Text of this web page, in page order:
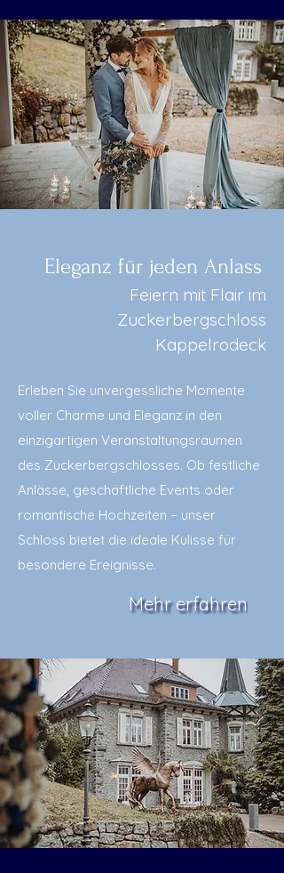
Eleganz für jeden Anlass
Feiern mit Flair im
Zuckerbergschloss
Kappelrodeck
Erleben Sie unvergessliche Momente
voller Charme und Eleganz in den
einzigartigen Veranstaltungsräumen
des Zuckerbergschlosses. Ob festliche
Anlässe, geschäftliche Events oder
romantische Hochzeiten – unser
Schloss bietet die ideale Kulisse für
besondere Ereignisse.
Mehr erfahren